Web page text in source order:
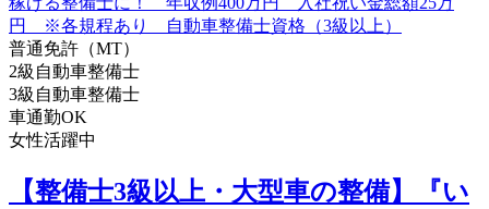
普通免許（MT）
2級自動車整備士
3級自動車整備士
車通勤OK
女性活躍中
【整備士3級以上・大型車の整備】『い